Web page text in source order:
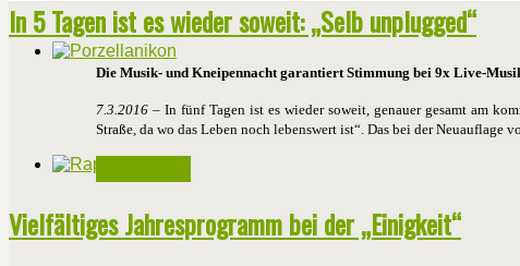
In 5 Tagen ist es wieder soweit: „Selb unplugged“
Die Musik- und Kneipennacht garantiert Stimmung bei 9x Live-
7.3.2016 – In fünf Tagen ist es wieder soweit, genauer gesamt am
Straße, da wo das Leben noch lebenswert ist“. Das bei der
Vielfältiges Jahresprogramm bei der „Einigkeit“